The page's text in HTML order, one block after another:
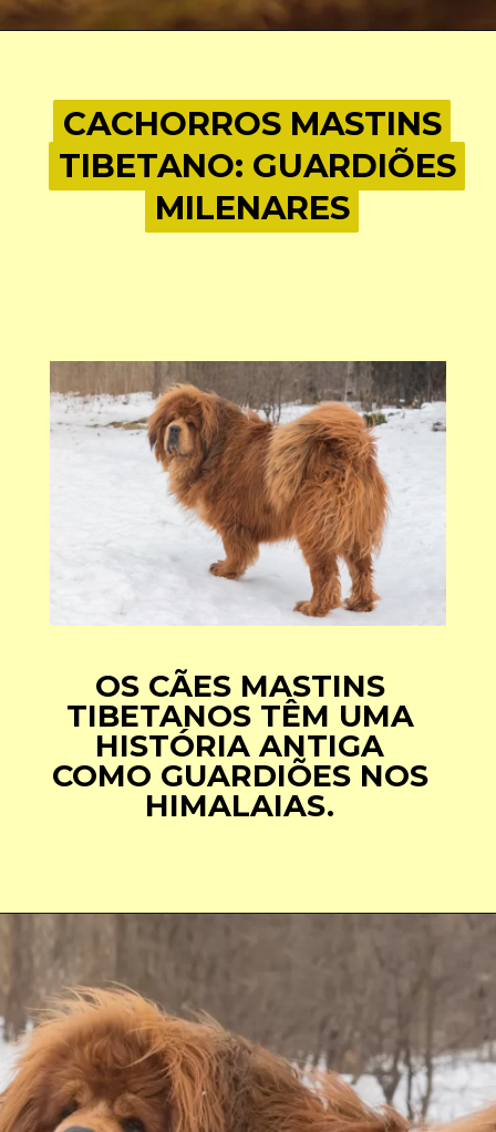
CACHORROS MASTINS
TIBETANO: GUARDIÕES
MILENARES
CACHORROS MASTINS
TIBETANO: GUARDIÕES
MILENARES
OS CÃES MASTINS
TIBETANOS TÊM UMA
HISTÓRIA ANTIGA
COMO GUARDIÕES NOS
HIMALAIAS.